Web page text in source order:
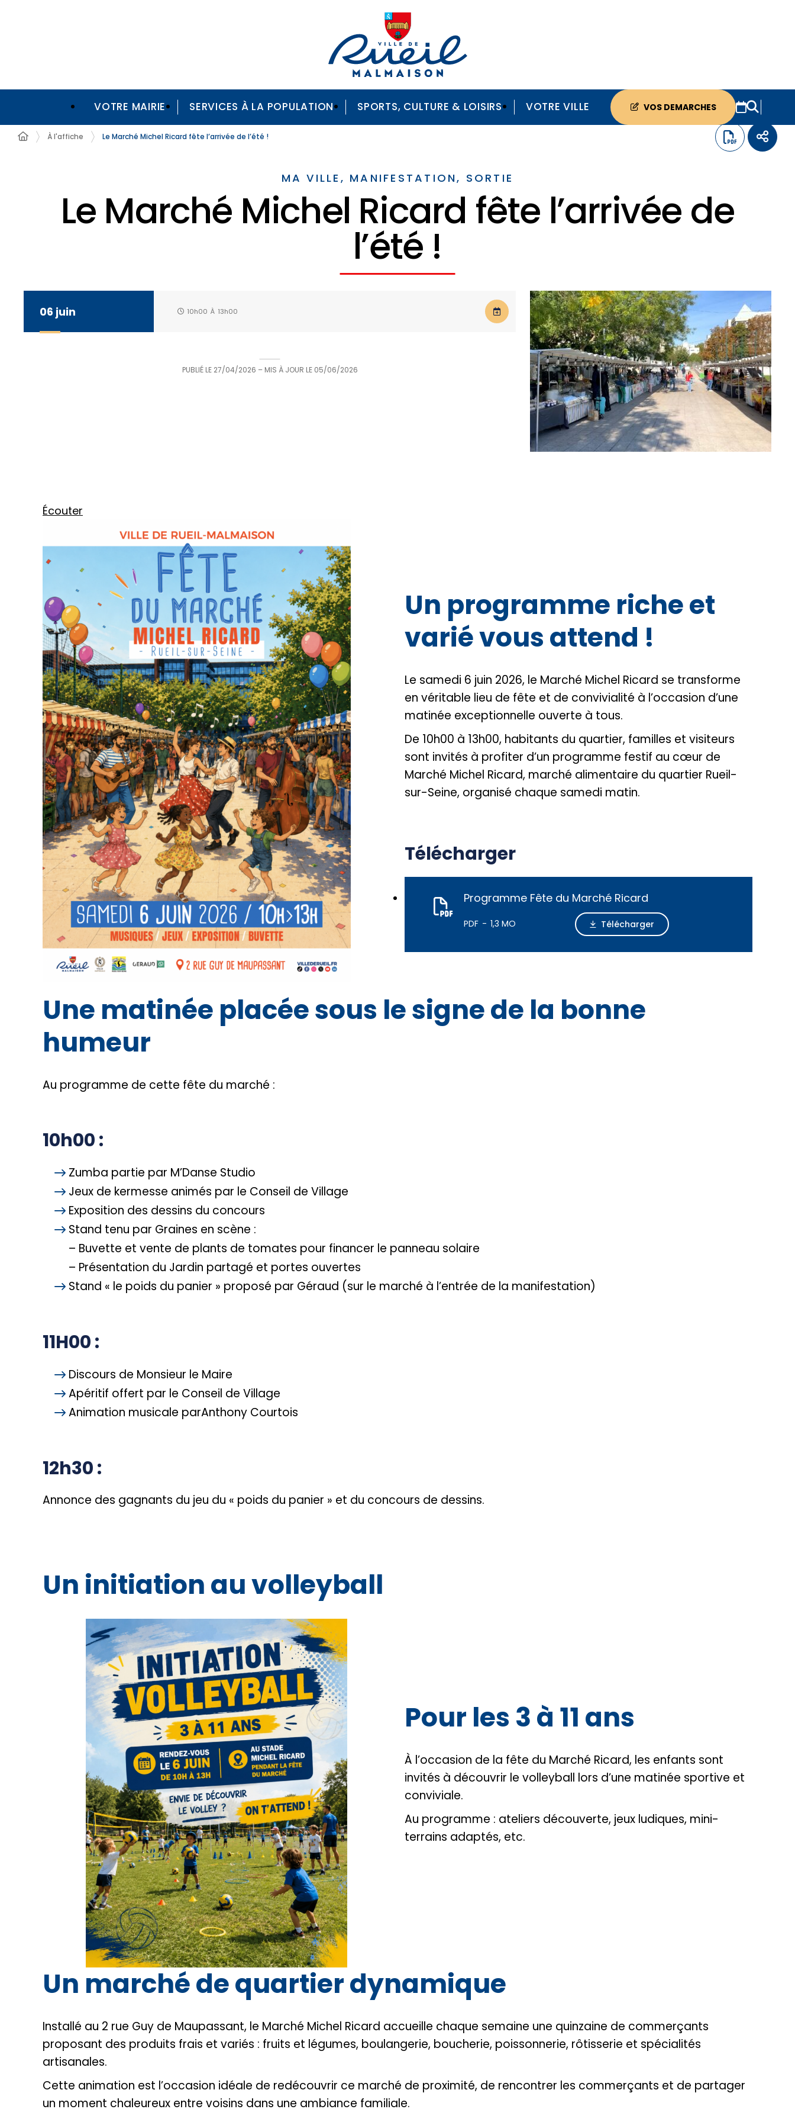
VOTRE MAIRIE SERVICES À LA POPULATION SPORTS, CULTURE & LOISIRS VOTRE VILLE VOS DEMARCHES
À l'affiche Le Marché Michel Ricard fête l’arrivée de l’été !
MA VILLE, MANIFESTATION, SORTIE
Le Marché Michel Ricard fête l’arrivée de
l’été !
06 juin 10h00 À 13h00
PUBLIÉ LE 27/04/2026 – MIS À JOUR LE 05/06/2026
Écouter
Un programme riche et
varié vous attend !
Le samedi 6 juin 2026, le Marché Michel Ricard se transforme
en véritable lieu de fête et de convivialité à l’occasion d’une
matinée exceptionnelle ouverte à tous.
De 10h00 à 13h00, habitants du quartier, familles et visiteurs
sont invités à profiter d’un programme festif au cœur de
Marché Michel Ricard, marché alimentaire du quartier Rueil-
sur-Seine, organisé chaque samedi matin.
Télécharger
Programme Fête du Marché Ricard
PDF 1,3 MO Télécharger
Une matinée placée sous le signe de la bonne
humeur
Au programme de cette fête du marché :
10h00 :
Zumba partie par M’Danse Studio
Jeux de kermesse animés par le Conseil de Village
Exposition des dessins du concours
Stand tenu par Graines en scène :
– Buvette et vente de plants de tomates pour financer le panneau solaire
– Présentation du Jardin partagé et portes ouvertes
Stand « le poids du panier » proposé par Géraud (sur le marché à l’entrée de la manifestation)
11H00 :
Discours de Monsieur le Maire
Apéritif offert par le Conseil de Village
Animation musicale parAnthony Courtois
12h30 :
Annonce des gagnants du jeu du « poids du panier » et du concours de dessins.
Un initiation au volleyball
Pour les 3 à 11 ans
À l’occasion de la fête du Marché Ricard, les enfants sont
invités à découvrir le volleyball lors d’une matinée sportive et
conviviale.
Au programme : ateliers découverte, jeux ludiques, mini-
terrains adaptés, etc.
Un marché de quartier dynamique
Installé au 2 rue Guy de Maupassant, le Marché Michel Ricard accueille chaque semaine une quinzaine de commerçants
proposant des produits frais et variés : fruits et légumes, boulangerie, boucherie, poissonnerie, rôtisserie et spécialités
artisanales.
Cette animation est l’occasion idéale de redécouvrir ce marché de proximité, de rencontrer les commerçants et de partager
un moment chaleureux entre voisins dans une ambiance familiale.